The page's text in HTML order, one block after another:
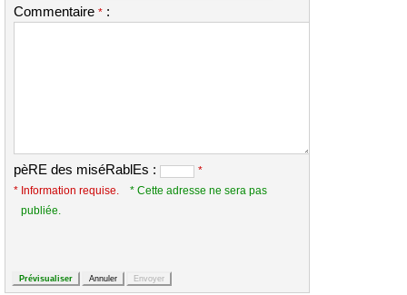
Commentaire * :
pèRE des miséRablEs :
*
* Information requise.
* Cette adresse ne sera pas
publiée.